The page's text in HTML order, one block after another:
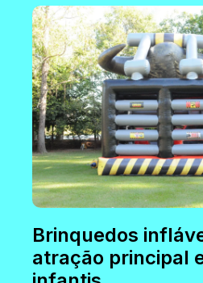
Brinquedos
atração principal